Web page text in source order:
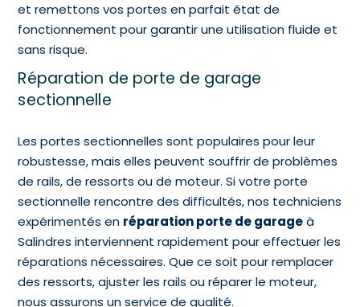
et remettons vos portes en parfait état de
fonctionnement pour garantir une utilisation fluide et
sans risque.
Réparation de porte de garage
sectionnelle
Les portes sectionnelles sont populaires pour leur
robustesse, mais elles peuvent souffrir de problèmes
de rails, de ressorts ou de moteur. Si votre porte
sectionnelle rencontre des difficultés, nos techniciens
expérimentés en réparation porte de garageà
Salindres interviennent rapidement pour effectuer les
réparations nécessaires. Que ce soit pour remplacer
des ressorts, ajuster les rails ou réparer le moteur,
nous assurons un service de qualité.